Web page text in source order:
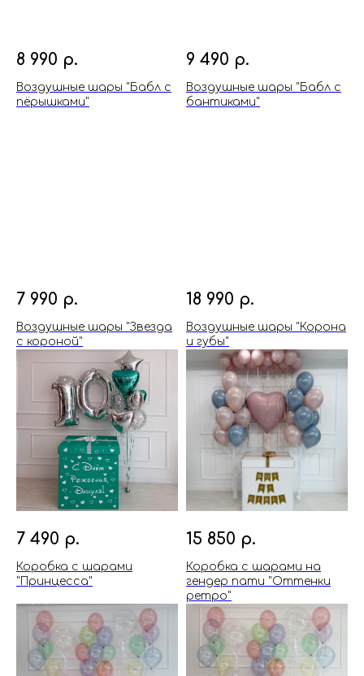
8 990 р.
Воздушные шары "Бабл с
пёрышками"
9 490 р.
Воздушные шары "Бабл с
бантиками"
7 990 р.
Воздушные шары "Звезда
с короной"
18 990 р.
Воздушные шары "Корона
и губы"
7 490 р.
Коробка с шарами
"Принцесса"
15 850 р.
Коробка с шарами на
гендер пати "Оттенки
ретро"